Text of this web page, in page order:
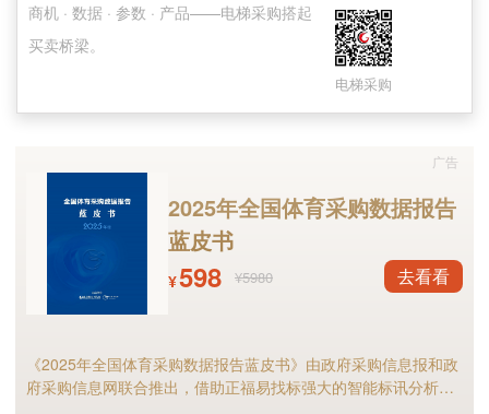
“安全、高效是电梯行业的生命，为此我们制
定了一整套科学、严谨的安全管理制度，建立用
手册等措施，同时加强对员工的专业技术培训和
职业道德建设，全方位塑造‘严谨、敬业、团结、
高效’的企业文化，实现办公室自动化系统，同
时，购置了大量国内高精尖的专业设备，确保工
程的需要和质量。”四川安达电梯相关负责人表
他还提到，“2008年6月公司开设了24小时400
商机 · 数据 · 参数 · 产品——电梯采购搭起
买卖桥梁。
电梯采购
2025年全国体育采购数据报告
蓝皮书
¥598 ¥5980 去看看
《2025年全国体育采购数据报告蓝皮书》由政府采购信息报和政
府采购信息网联合推出，借助正福易找标强大的智能标讯分析能
广告